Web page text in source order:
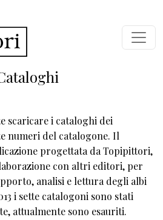
scaricare i cataloghi dei
numeri del catalogone. Il
progettata da Topipittori,
con altri editori, per
analisi e lettura degli albi
i sette catalogoni sono stati
attualmente sono esauriti.